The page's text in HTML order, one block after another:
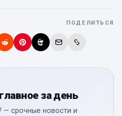
ПОДЕЛИТЬСЯ
за день
— срочные новости и